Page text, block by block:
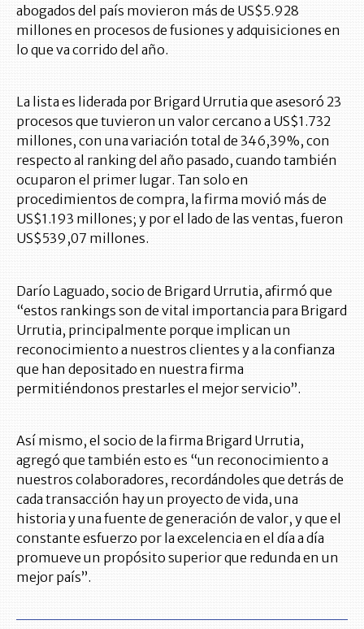
abogados del país movieron más de US$5.928
millones en procesos de fusiones y adquisiciones en
lo que va corrido del año.
La lista es liderada por Brigard Urrutia que asesoró 23
procesos que tuvieron un valor cercano a US$1.732
millones, con una variación total de 346,39%, con
respecto al ranking del año pasado, cuando también
ocuparon el primer lugar. Tan solo en
procedimientos de compra, la firma movió más de
US$1.193 millones; y por el lado de las ventas, fueron
US$539,07 millones.
Darío Laguado, socio de Brigard Urrutia, afirmó que
“estos rankings son de vital importancia para Brigard
Urrutia, principalmente porque implican un
reconocimiento a nuestros clientes y a la confianza
que han depositado en nuestra firma
permitiéndonos prestarles el mejor servicio”.
Así mismo, el socio de la firma Brigard Urrutia,
agregó que también esto es “un reconocimiento a
nuestros colaboradores, recordándoles que detrás de
cada transacción hay un proyecto de vida, una
historia y una fuente de generación de valor, y que el
constante esfuerzo por la excelencia en el día a día
promueve un propósito superior que redunda en un
mejor país”.